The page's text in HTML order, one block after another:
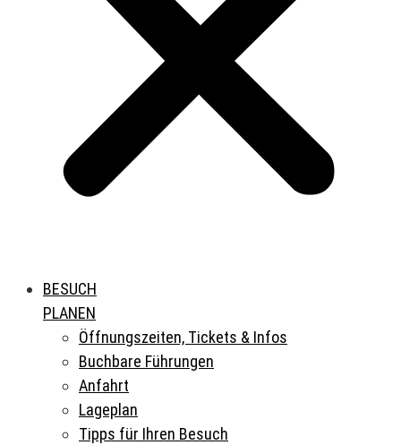
BESUCH
PLANEN
Öffnungszeiten, Tickets & Infos
Buchbare Führungen
Anfahrt
Lageplan
Tipps für Ihren Besuch